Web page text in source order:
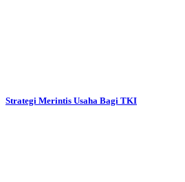
Strategi Merintis Usaha Bagi TKI